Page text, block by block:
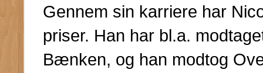
Gennem sin karriere har
priser. Han har bl.a.
Bænken, og han modtog